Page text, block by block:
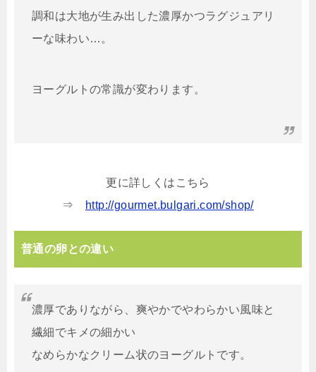
調和は大地が生み出した濃厚かつラグジュアリ
ーな味わい…。
ヨーグルトの常識が変わります。
更に詳しくはこちら
⇒
http://gourmet.bulgari.com/shop/
普通の卵との違い
濃厚でありながら、爽やかでやわらかい風味と
繊細でキメの細かい
なめらかなクリーム状のヨーグルトです。